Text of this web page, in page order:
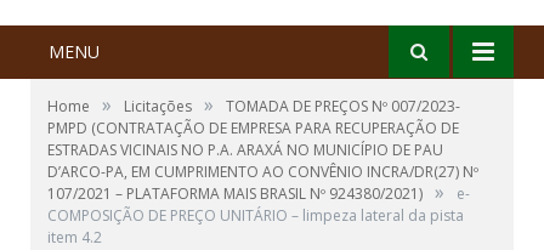
MENU
Home » Licitações »
TOMADA DE PREÇOS Nº 007/2023-
PMPD (CONTRATAÇÃO DE EMPRESA PARA RECUPERAÇÃO DE
ESTRADAS VICINAIS NO P.A. ARAXÁ NO MUNICÍPIO DE PAU
D’ARCO-PA, EM CUMPRIMENTO AO CONVÊNIO INCRA/DR(27) Nº
107/2021 – PLATAFORMA MAIS BRASIL Nº 924380/2021) »
e-
COMPOSIÇÃO DE PREÇO UNITÁRIO – limpeza lateral da pista
item 4.2